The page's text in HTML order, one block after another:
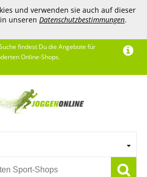
und verwenden sie auch auf dieser
unseren Datenschutzbestimmungen.
findest Du die Angebote für
Online-Shops.